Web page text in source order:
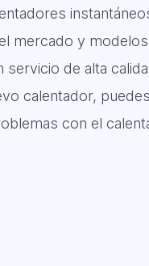
mercado y
servicio de alta
calentador,
con el